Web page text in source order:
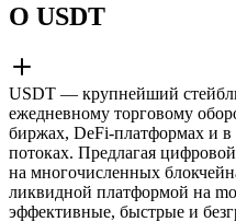
О USDT
USDT — крупнейший
ежедневному торговому
биржах, DeFi-платформах и
потоках. Предлагая
на многочисленных
ликвидной платформой на
эффективные, быстрые и